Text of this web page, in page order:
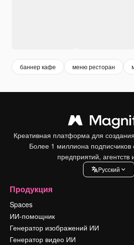
баннер кафе меню ресторан
Креативная платформа для
Более 1 миллиона подписчиков
предприятий, агентств
Pусский
Продукция
Spaces
ИИ-помощник
Генератор изображений ИИ
Генератор видео ИИ